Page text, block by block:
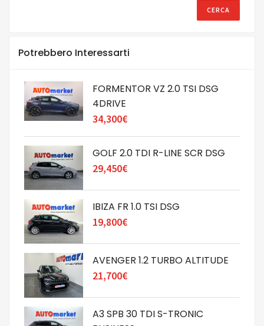
Potrebbero Interessarti
FORMENTOR VZ 2.0 TSI DSG
4DRIVE
34,300€
GOLF 2.0 TDI R-LINE SCR DSG
29,450€
IBIZA FR 1.0 TSI DSG
19,800€
AVENGER 1.2 TURBO ALTITUDE
21,700€
A3 SPB 30 TDI S-TRONIC